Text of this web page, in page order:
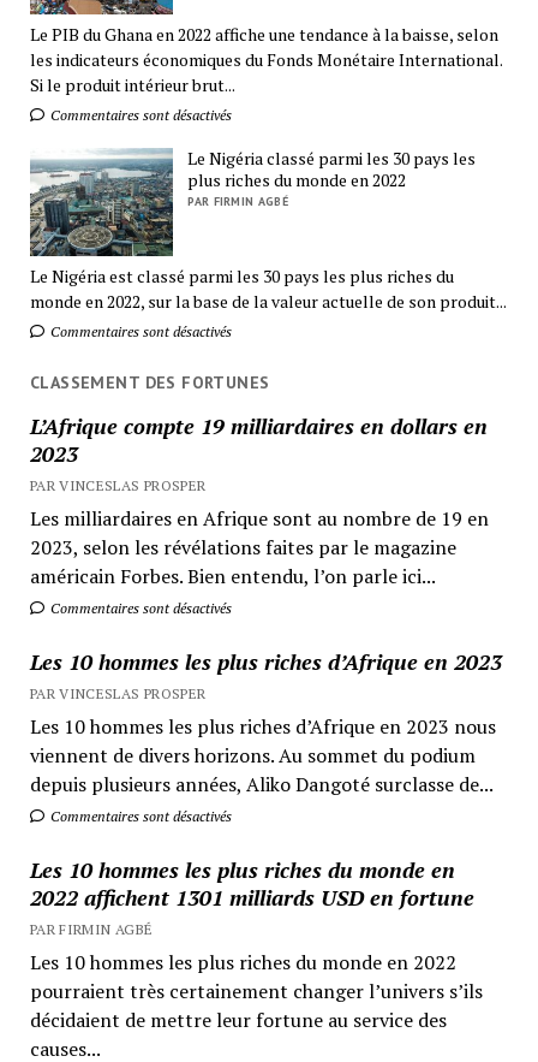
Le PIB du Ghana en 2022 affiche une tendance à la baisse, selon
les indicateurs économiques du Fonds Monétaire International.
Si le produit intérieur brut...
Commentaires sont désactivés
Le Nigéria classé parmi les 30 pays les
plus riches du monde en 2022
PAR FIRMIN AGBÉ
Le Nigéria est classé parmi les 30 pays les plus riches du
monde en 2022, sur la base de la valeur actuelle de son produit...
Commentaires sont désactivés
CLASSEMENT DES FORTUNES
L’Afrique compte 19 milliardaires en dollars en
2023
PAR VINCESLAS PROSPER
Les milliardaires en Afrique sont au nombre de 19 en
2023, selon les révélations faites par le magazine
américain Forbes. Bien entendu, l’on parle ici...
Commentaires sont désactivés
Les 10 hommes les plus riches d’Afrique en 2023
PAR VINCESLAS PROSPER
Les 10 hommes les plus riches d’Afrique en 2023 nous
viennent de divers horizons. Au sommet du podium
depuis plusieurs années, Aliko Dangoté surclasse de...
Commentaires sont désactivés
Les 10 hommes les plus riches du monde en
2022 affichent 1301 milliards USD en fortune
PAR FIRMIN AGBÉ
Les 10 hommes les plus riches du monde en 2022
pourraient très certainement changer l’univers s’ils
décidaient de mettre leur fortune au service des
causes...